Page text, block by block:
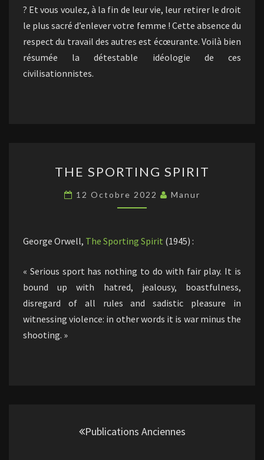
? Et vous voulez, à la fin de leur vie, leur retirer le droit
le plus sacré d’enlever votre femme ! Cette absence du
respect du travail des autres est écœurante. Voilà bien
résumée la détestable idéologie de ces
civilisationnistes.
SPORTING
SPIRIT
THE SPORTING SPIRIT
12 Octobre 2022 Manur
George Orwell, The Sporting Spirit (1945) :
« Serious sport has nothing to do with fair play. It is
bound up with hatred, jealousy, boastfulness,
disregard of all rules and sadistic pleasure in
witnessing violence: in other words it is war minus the
shooting. »
Publications Anciennes